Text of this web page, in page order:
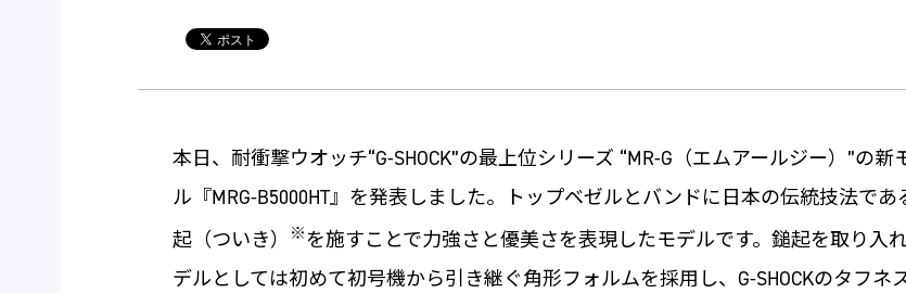
本日、耐衝撃ウオッチ“G-SHOCK”の最上位シリーズ “MR-G（エムアールジー）”の新
ル『MRG-B5000HT』を発表しました。トップベゼルとバンドに日本の伝統技法であ
起（ついき）
※を施すことで力強さと優美さを表現したモデルです。鎚起を取り入
デルとしては初めて初号機から引き継ぐ角形フォルムを採用し、G-SHOCKのタフネ